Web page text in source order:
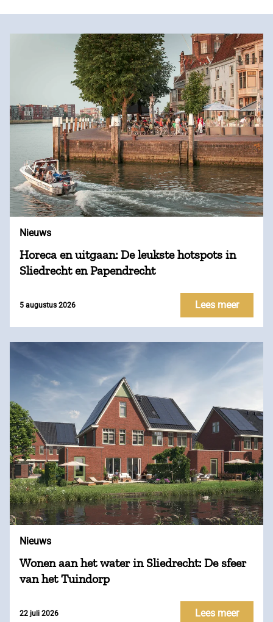
Nieuws
Horeca en uitgaan: De leukste hotspots in
Sliedrecht en Papendrecht
5 augustus 2026 Lees meer
Nieuws
Wonen aan het water in Sliedrecht: De sfeer
van het Tuindorp
22 juli 2026 Lees meer